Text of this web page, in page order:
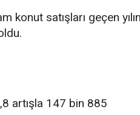
konut satışları geçen
artışla 147 bin 885